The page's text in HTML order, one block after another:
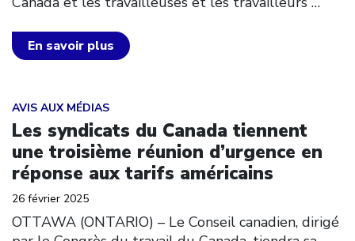
En savoir plus
AVIS AUX MÉDIAS
Les syndicats du Canada tiennent
une troisième réunion d’urgence en
réponse aux tarifs américains
26 février 2025
OTTAWA (ONTARIO) – Le Conseil canadien, dirigé
Click to open the link